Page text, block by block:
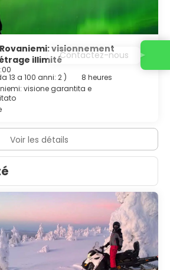
visionnement
illimité
13 a 100 anni: 2 )
8 heures
visione garantita e
Voir les détails
Contactez-nous